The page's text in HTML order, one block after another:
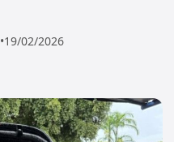
•19/02/2026